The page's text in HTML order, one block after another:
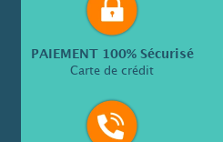
PAIEMENT 100% Sécurisé
Carte de crédit